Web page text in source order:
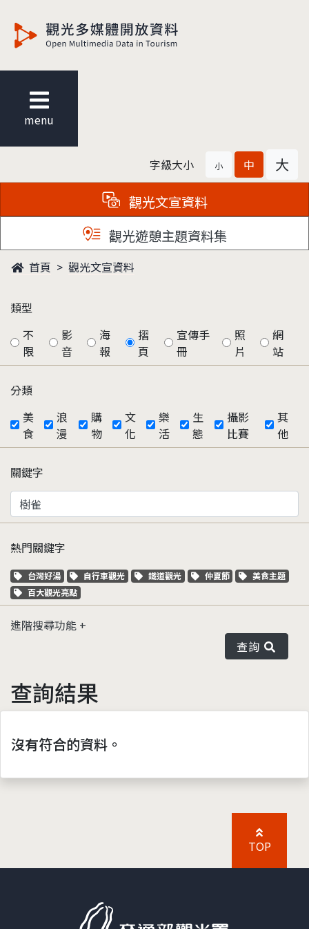
menu
字級大小 小 中 大
觀光文宣資料
觀光遊憩主題資料集
首頁 觀光文宣資料
類型
不
限
影
音
海
報
摺
頁
宣傳手
冊
照
片
網
站
分類
美
食
浪
漫
購
物
文
化
樂
活
生
態
攝影
比賽
其
他
關鍵字
熱門關鍵字
關鍵字標籤
台灣好湯 關鍵字標籤
自行車觀光 關鍵字標籤
鐵道觀光 關鍵字標籤
仲夏節 關鍵字標籤
美食主題
關鍵字標籤
百大觀光亮點
進階搜尋功能
查詢
查詢結果
沒有符合的資料。
TOP